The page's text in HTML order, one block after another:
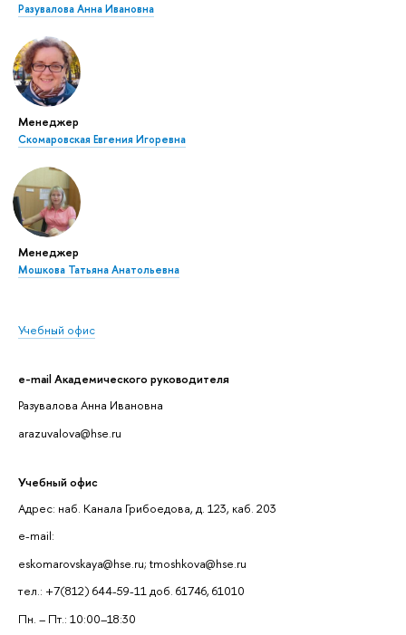
Разувалова Анна Ивановна
Менеджер
Скомаровская Евгения Игоревна
Менеджер
Мошкова Татьяна Анатольевна
Учебный офис
e-mail Академического руководителя
Разувалова Анна Ивановна
arazuvalova@hse.ru
Учебный офис
Адрес: наб. Канала Грибоедова, д. 123, каб. 203
e-mail:
eskomarovskaya@hse.ru; tmoshkova@hse.ru
тел.: +7(812) 644-59-11 доб. 61746, 61010
Пн. – Пт.: 10:00–18:30